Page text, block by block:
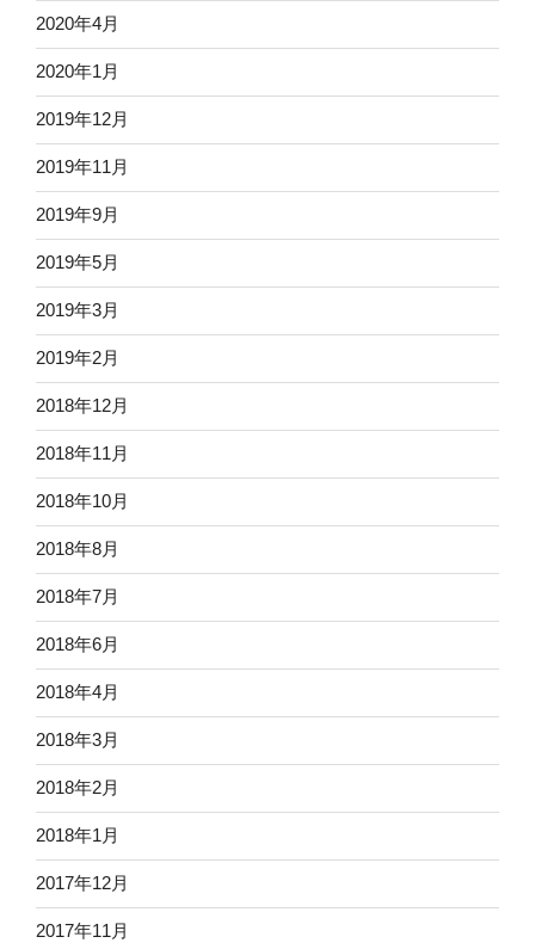
2020年4月
2020年1月
2019年12月
2019年11月
2019年9月
2019年5月
2019年3月
2019年2月
2018年12月
2018年11月
2018年10月
2018年8月
2018年7月
2018年6月
2018年4月
2018年3月
2018年2月
2018年1月
2017年12月
2017年11月